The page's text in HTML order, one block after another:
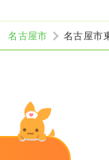
名古屋市
名古屋市